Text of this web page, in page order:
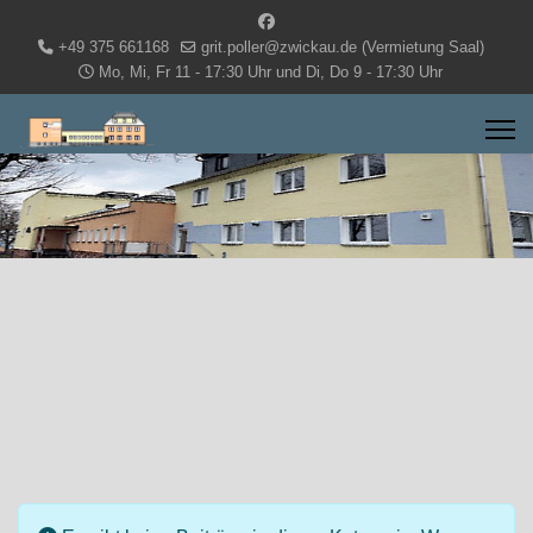
+49 375 661168
grit.poller@zwickau.de (Vermietung Saal)
Mo, Mi, Fr 11 - 17:30 Uhr und Di, Do 9 - 17:30 Uhr